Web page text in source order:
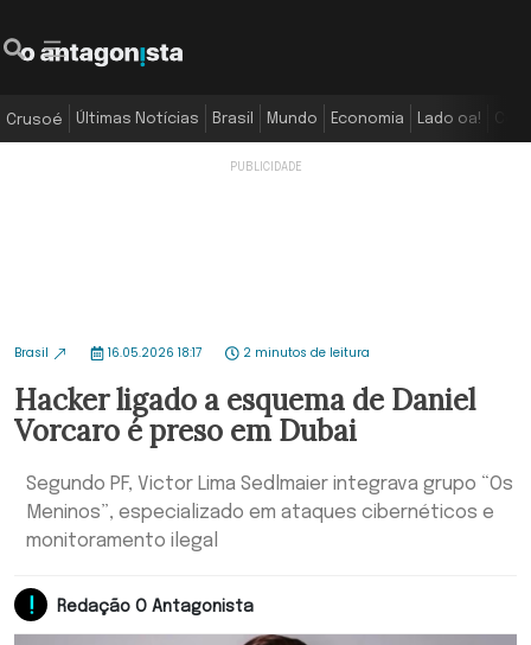
Crusoé Últimas Notícias Brasil Mundo Economia Lado oa!
Brasil 16.05.2026 18:17 2 minutos de leitura
Hacker ligado a esquema de Daniel
Vorcaro é preso em Dubai
Segundo PF, Victor Lima Sedlmaier integrava grupo “Os
Meninos”, especializado em ataques cibernéticos e
monitoramento ilegal
Redação O Antagonista